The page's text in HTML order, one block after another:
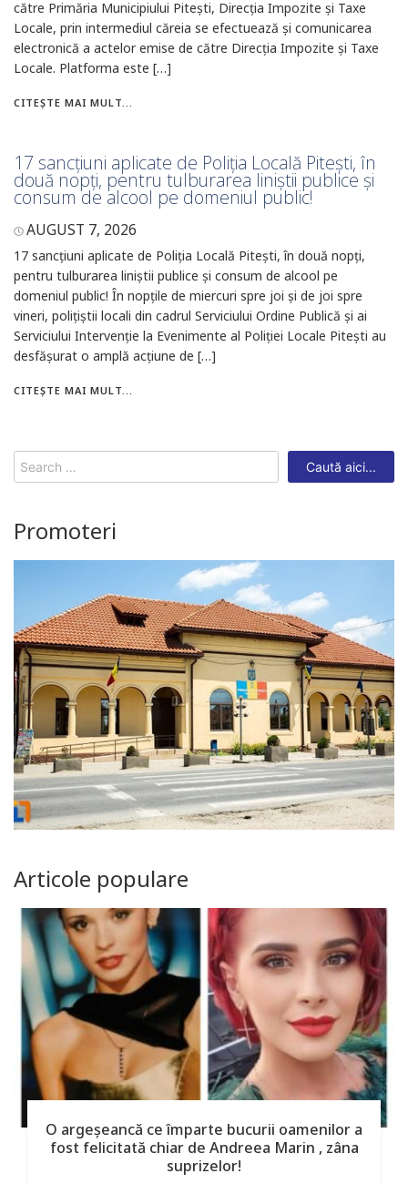
către Primăria Municipiului Pitești, Direcția Impozite și Taxe
Locale, prin intermediul căreia se efectuează și comunicarea
electronică a actelor emise de către Direcția Impozite și Taxe
Locale. Platforma este […]
CITEȘTE MAI MULT...
17 sancțiuni aplicate de Poliția Locală Pitești, în
două nopți, pentru tulburarea liniștii publice și
consum de alcool pe domeniul public!
AUGUST 7, 2026
17 sancțiuni aplicate de Poliția Locală Pitești, în două nopți,
pentru tulburarea liniștii publice și consum de alcool pe
domeniul public! În nopțile de miercuri spre joi și de joi spre
vineri, polițiștii locali din cadrul Serviciului Ordine Publică și ai
Serviciului Intervenție la Evenimente al Poliției Locale Pitești au
desfășurat o amplă acțiune de […]
CITEȘTE MAI MULT...
Search
for:
Promoteri
Articole populare
O argeşeancă ce împarte bucurii oamenilor a
fost felicitată chiar de Andreea Marin , zâna
suprizelor!